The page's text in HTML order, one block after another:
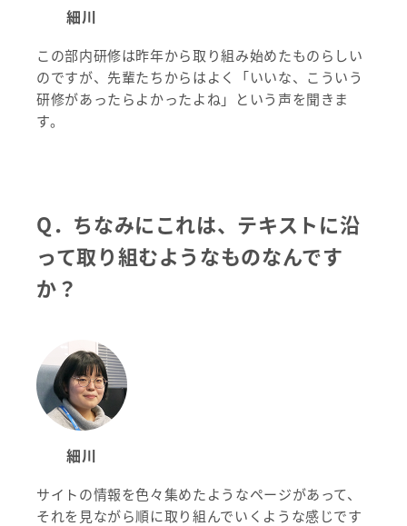
細川
この部内研修は昨年から取り組み始めたものらしい
のですが、先輩たちからはよく「いいな、こういう
研修があったらよかったよね」という声を聞きま
す。
Q．ちなみにこれは、テキストに沿
って取り組むようなものなんです
か？
細川
サイトの情報を色々集めたようなページがあって、
それを見ながら順に取り組んでいくような感じです